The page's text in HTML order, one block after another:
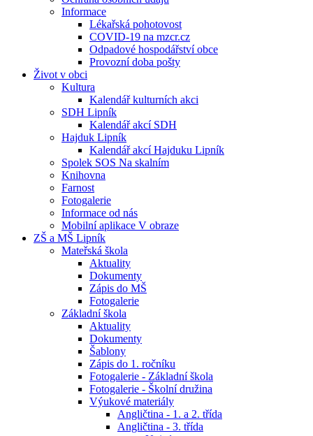
Informace
Lékařská pohotovost
COVID-19 na mzcr.cz
Odpadové hospodářství obce
Provozní doba pošty
Život v obci
Kultura
Kalendář kulturních akci
SDH Lipník
Kalendář akcí SDH
Hajduk Lipník
Kalendář akcí Hajduku Lipník
Spolek SOS Na skalním
Knihovna
Farnost
Fotogalerie
Informace od nás
Mobilní aplikace V obraze
ZŠ a MŠ Lipník
Mateřská škola
Aktuality
Dokumenty
Zápis do MŠ
Fotogalerie
Základní škola
Aktuality
Dokumenty
Šablony
Zápis do 1. ročníku
Fotogalerie - Základní škola
Fotogalerie - Školní družina
Výukové materiály
Angličtina - 1. a 2. třída
Angličtina - 3. třída